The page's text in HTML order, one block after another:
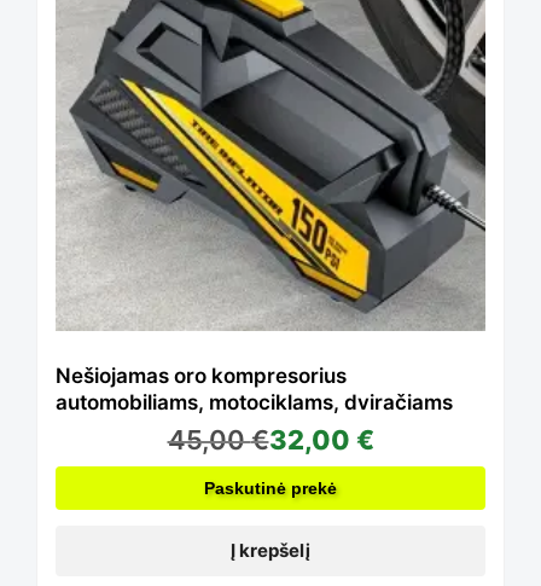
Nešiojamas oro kompresorius
automobiliams, motociklams, dviračiams
45,00€32,00 €
Paskutinė prekė
Į krepšelį